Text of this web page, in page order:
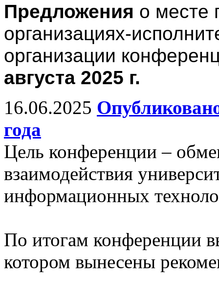
Предложения о месте
организациях-
организации
августа 2025 г.
16.06.2025
года
Цель конференции –
взаимодействия
информационных
По итогам конференции
котором вынесены